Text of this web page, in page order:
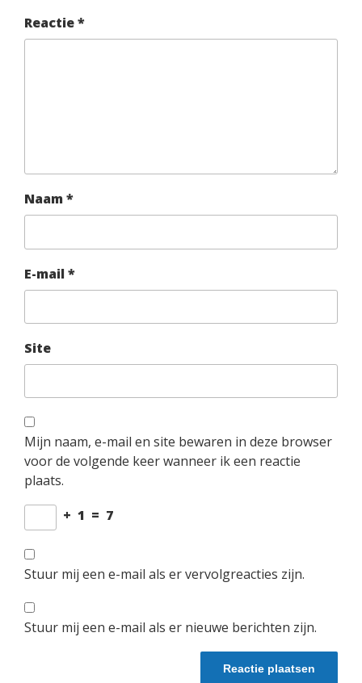
Reactie*
Naam *
E-mail *
Site
Mijn naam, e-mail en site bewaren in deze browser
voor de volgende keer wanneer ik een reactie
plaats.
+ 1 = 7
Stuur mij een e-mail als er vervolgreacties zijn.
Stuur mij een e-mail als er nieuwe berichten zijn.